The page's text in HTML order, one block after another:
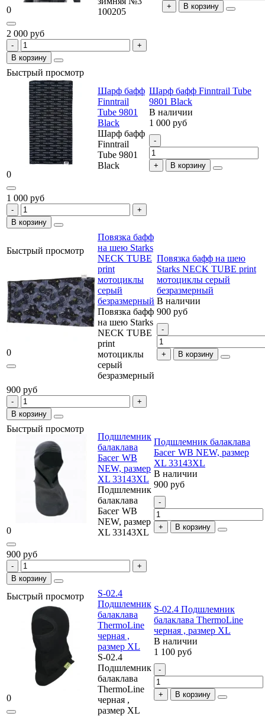
0
100205
В корзину
2 000 руб
В корзину
Быстрый просмотр
0
Шарф бафф
Finntrail
Tube 9801
Black
Шарф бафф
Finntrail
Tube 9801
Black
Шарф бафф Finntrail Tube
9801 Black
В наличии
1 000 руб
В корзину
1 000 руб
В корзину
Быстрый просмотр
0
Повязка бафф
на шею Starks
NECK TUBE
print
мотоциклы
серый
безразмерный
Повязка бафф
на шею Starks
NECK TUBE
print
мотоциклы
серый
безразмерный
Повязка бафф на шею
Starks NECK TUBE print
мотоциклы серый
безразмерный
В наличии
900 руб
В корзину
900 руб
В корзину
Быстрый просмотр
0
Подшлемник
балаклава
Басег WB
NEW, размер
XL 33143XL
Подшлемник
балаклава
Басег WB
NEW, размер
XL 33143XL
Подшлемник балаклава
Басег WB NEW, размер
XL 33143XL
В наличии
900 руб
В корзину
900 руб
В корзину
Быстрый просмотр
0
S-02.4
Подшлемник
балаклава
ThermoLine
черная ,
размер XL
S-02.4
Подшлемник
балаклава
ThermoLine
черная ,
размер XL
S-02.4 Подшлемник
балаклава ThermoLine
черная , размер XL
В наличии
1 100 руб
В корзину